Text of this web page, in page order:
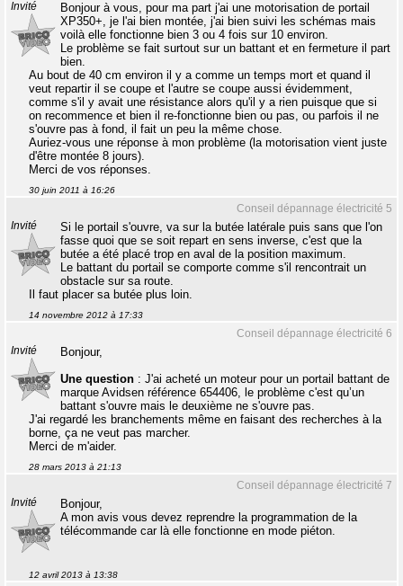
Invité
Bonjour à vous, pour ma part j'ai une motorisation de portail
XP350+, je l'ai bien montée, j'ai bien suivi les schémas mais
voilà elle fonctionne bien 3 ou 4 fois sur 10 environ.
Le problème se fait surtout sur un battant et en fermeture il part
bien.
Au bout de 40 cm environ il y a comme un temps mort et quand il
veut repartir il se coupe et l'autre se coupe aussi évidemment,
comme s'il y avait une résistance alors qu'il y a rien puisque que si
on recommence et bien il re-fonctionne bien ou pas, ou parfois il ne
s'ouvre pas à fond, il fait un peu la même chose.
Auriez-vous une réponse à mon problème (la motorisation vient juste
d'être montée 8 jours).
Merci de vos réponses.
30 juin 2011 à 16:26
Conseil dépannage électricité 5
Invité
Si le portail s'ouvre, va sur la butée latérale puis sans que l'on
fasse quoi que se soit repart en sens inverse, c'est que la
butée a été placé trop en aval de la position maximum.
Le battant du portail se comporte comme s'il rencontrait un
obstacle sur sa route.
Il faut placer sa butée plus loin.
14 novembre 2012 à 17:33
Conseil dépannage électricité 6
Invité
Bonjour,
Une question : J'ai acheté un moteur pour un portail battant de
marque Avidsen référence 654406, le problème c'est qu’un
battant s'ouvre mais le deuxième ne s'ouvre pas.
J'ai regardé les branchements même en faisant des recherches à la
borne, ça ne veut pas marcher.
Merci de m'aider.
28 mars 2013 à 21:13
Conseil dépannage électricité 7
Invité
Bonjour,
A mon avis vous devez reprendre la programmation de la
télécommande car là elle fonctionne en mode piéton.
12 avril 2013 à 13:38